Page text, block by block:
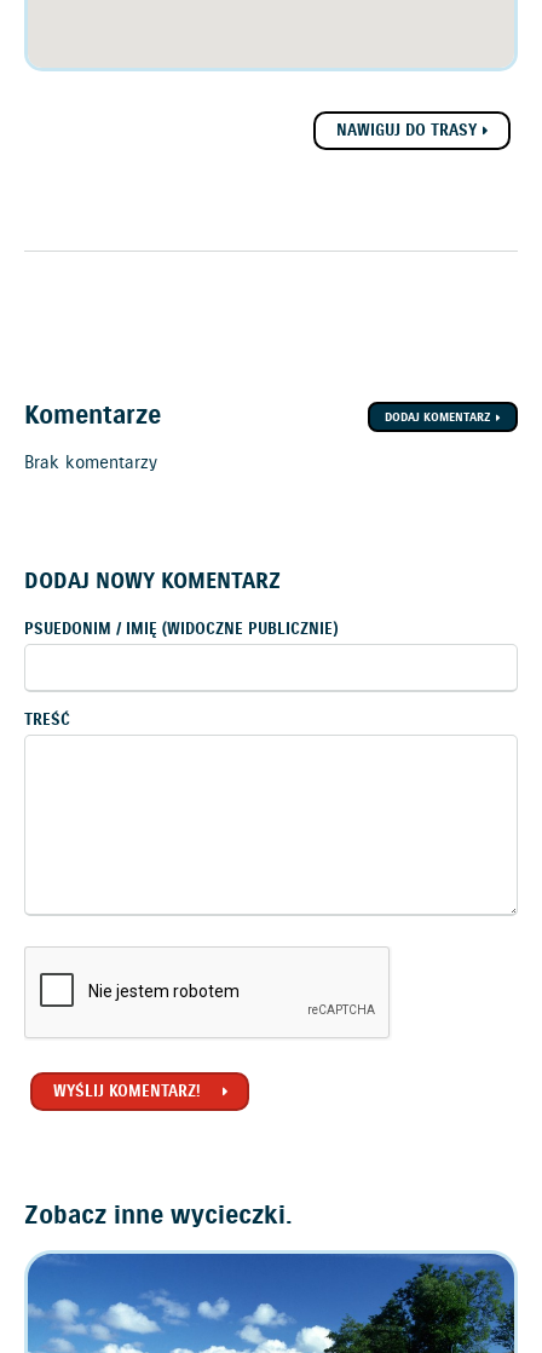
NAWIGUJ DO TRASY
Komentarze DODAJ KOMENTARZ
Brak komentarzy
DODAJ NOWY KOMENTARZ
PSUEDONIM / IMIĘ (WIDOCZNE PUBLICZNIE)
TREŚĆ
WYŚLIJ KOMENTARZ!
Zobacz inne wycieczki.